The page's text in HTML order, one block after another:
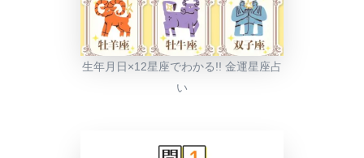
生年月日×12星座でわかる!! 金運星座占
い